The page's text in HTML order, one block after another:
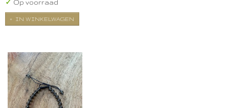
✓ Op voorraad
IN WINKELWAGEN